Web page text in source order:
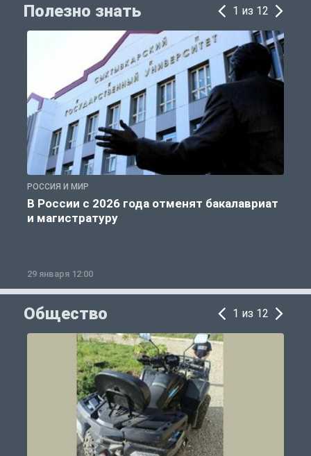
Полезно знать 1 из 12
РОССИЯ И МИР
В России с 2026 года отменят бакалавриат
и магистратуру
29 января 12:00
Общество 1 из 12